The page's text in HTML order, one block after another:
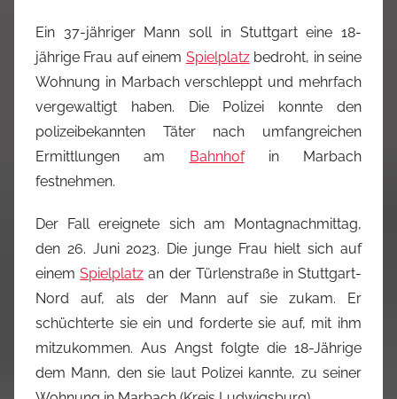
Ein 37-jähriger Mann soll in Stuttgart eine 18-
jährige Frau auf einem Spielplatzbedroht, in seine
Wohnung in Marbach verschleppt und mehrfach
vergewaltigt haben. Die Polizei konnte den
polizeibekannten Täter nach umfangreichen
Ermittlungen am
Bahnhofin Marbach
festnehmen.
Der Fall ereignete sich am Montagnachmittag,
den 26. Juni 2023. Die junge Frau hielt sich auf
einemSpielplatz an der Türlenstraße in Stuttgart-
Nord auf, als der Mann auf sie zukam. Er
schüchterte sie ein und forderte sie auf, mit ihm
mitzukommen. Aus Angst folgte die 18-Jährige
dem Mann, den sie laut Polizei kannte, zu seiner